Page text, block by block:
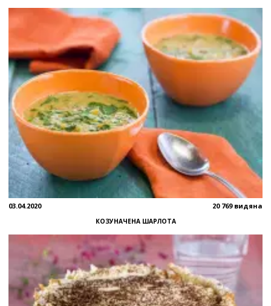
03.04.2020 20 769 видяна
КОЗУНАЧЕНА ШАРЛОТА